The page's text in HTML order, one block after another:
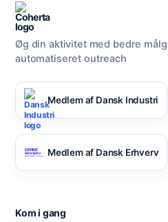
Øg din aktivitet med bedre
automatiseret outreach
Medlem af Dansk Industri
Medlem af Dansk Erhverv
Kom i gang